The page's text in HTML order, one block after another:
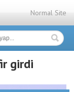
Normal Site
girdi